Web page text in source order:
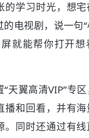
的学习时光，想宅
电视剧，说一句
就能帮你打开想
天翼高清VIP”专
播和回看，并有
。同时还通过有线